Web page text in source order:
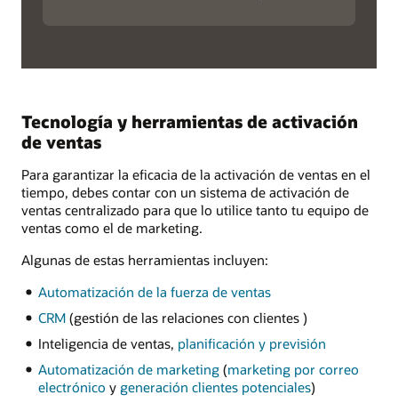
Tecnología y herramientas de activación
de ventas
Para garantizar la eficacia de la activación de ventas en el
tiempo, debes contar con un sistema de activación de
ventas centralizado para que lo utilice tanto tu equipo de
ventas como el de marketing.
Algunas de estas herramientas incluyen:
Automatización de la fuerza de ventas
CRM(gestión de las relaciones con clientes )
Inteligencia de ventas, planificación y previsión
Automatización de marketing(marketing por correo
electrónico y generación clientes potenciales)